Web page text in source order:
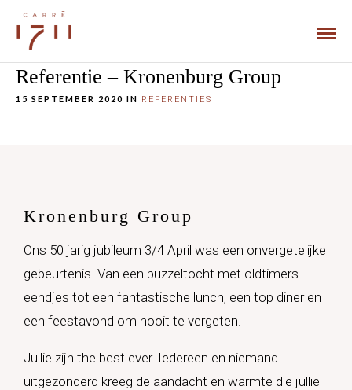
Referentie – Kronenburg Group
15 SEPTEMBER 2020 IN REFERENTIES
Kronenburg Group
Ons 50 jarig jubileum 3/4 April was een onvergetelijke
gebeurtenis. Van een puzzeltocht met oldtimers
eendjes tot een fantastische lunch, een top diner en
een feestavond om nooit te vergeten.
Jullie zijn the best ever. Iedereen en niemand
uitgezonderd kreeg de aandacht en warmte die jullie